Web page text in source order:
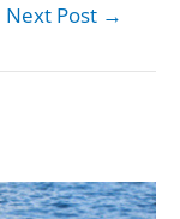
Next Post →